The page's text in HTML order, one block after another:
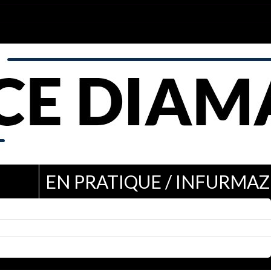
EN PRATIQUE /